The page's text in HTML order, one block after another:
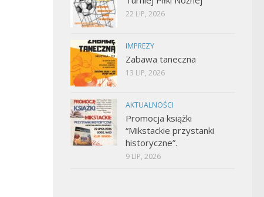
22 LIP, 2026
IMPREZY
Zabawa taneczna
13 LIP, 2026
AKTUALNOŚCI
Promocja książki
“Mikstackie przystanki
historyczne”.
9 LIP, 2026